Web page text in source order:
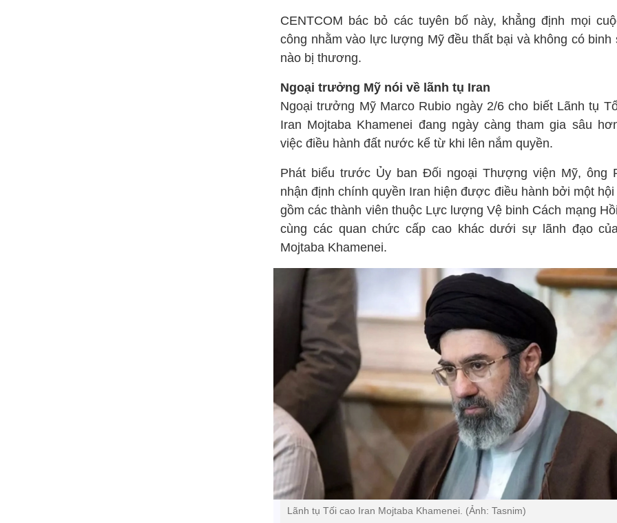
CENTCOM bác bỏ các tuyên bố này, khẳng định mọi
công nhằm vào lực lượng Mỹ đều thất bại và không có binh
nào bị thương.
Ngoại trưởng Mỹ nói về lãnh tụ Iran
Ngoại trưởng Mỹ Marco Rubio ngày 2/6 cho biết Lãnh tụ
Iran Mojtaba Khamenei đang ngày càng tham gia sâu
việc điều hành đất nước kể từ khi lên nắm quyền.
Phát biểu trước Ủy ban Đối ngoại Thượng viện Mỹ, ông
nhận định chính quyền Iran hiện được điều hành bởi một hội
gồm các thành viên thuộc Lực lượng Vệ binh Cách mạng
cùng các quan chức cấp cao khác dưới sự lãnh đạo
Mojtaba Khamenei.
Lãnh tụ Tối cao Iran Mojtaba Khamenei. (Ảnh: Tasnim)